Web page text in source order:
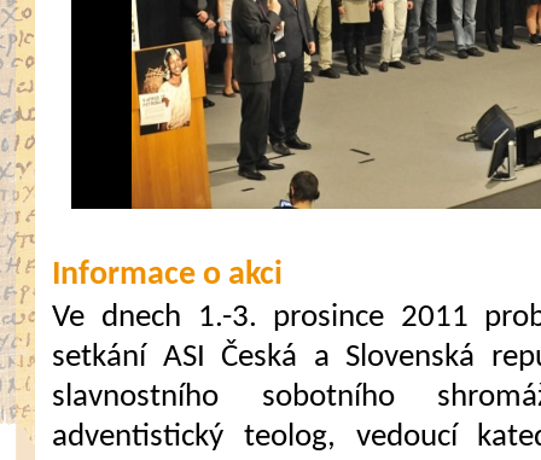
Informace o akci
Ve dnech 1.-3. prosince 2011
setkání ASI Česká a Slovenská
slavnostního sobotního
adventistický teolog, vedoucí